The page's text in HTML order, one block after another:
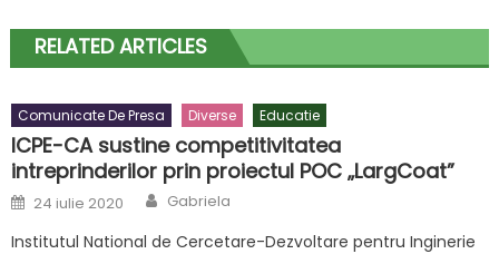
RELATED ARTICLES
Comunicate De Presa Diverse Educatie
ICPE-CA sustine competitivitatea
intreprinderilor prin proiectul POC „LargCoat”
Posted
on
24 iulie 2020 Author
Gabriela
Institutul National de Cercetare-Dezvoltare pentru Inginerie